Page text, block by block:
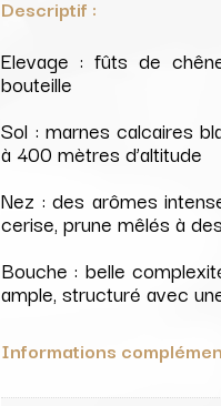
128,40 €.
Descriptif :
Elevage : fûts de
bouteille
Sol : marnes calcaires
à 400 mètres d’altitude
Nez : des arômes
cerise, prune mêlés à
Bouche : belle
ample, structuré avec
Informations